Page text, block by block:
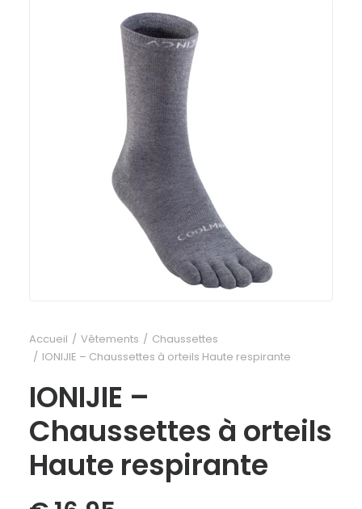
Accueil Vêtements
Chaussettes
IONIJIE – Chaussettes à orteils Haute respirante
IONIJIE –
Chaussettes à orteils
Haute respirante